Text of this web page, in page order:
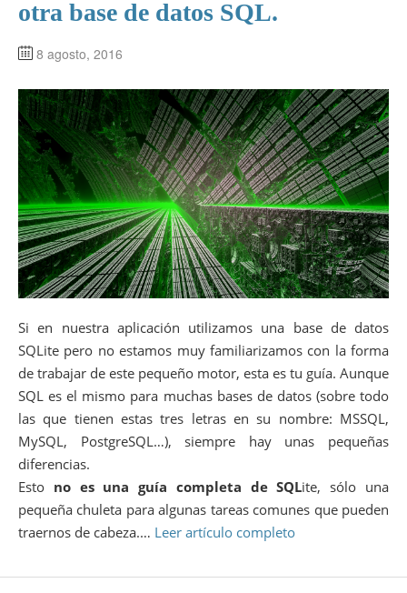
otra base de datos SQL.
8 agosto, 2016
Si en nuestra aplicación utilizamos una base de datos
SQLite pero no estamos muy familiarizamos con la forma
de trabajar de este pequeño motor, esta es tu guía. Aunque
SQL es el mismo para muchas bases de datos (sobre todo
las que tienen estas tres letras en su nombre: MSSQL,
MySQL, PostgreSQL…), siempre hay unas pequeñas
diferencias.
Esto no es una guía completa de SQLite, sólo una
pequeña chuleta para algunas tareas comunes que pueden
traernos de cabeza.… Leer artículo completo